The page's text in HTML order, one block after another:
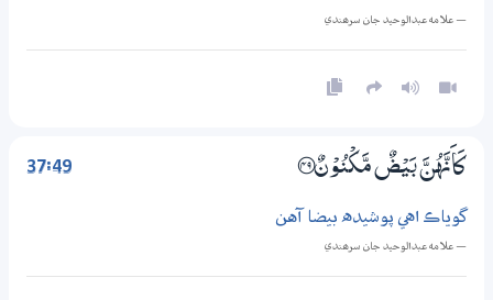
— علامه عبدالوحيد جان سرھندي
37:49 كَاَنَّهُنَّ بَيْضٌ مَّكْنُوْنٌ ؀49
گوياڪ اهي پوشيده بيضا آهن
— علامه عبدالوحيد جان سرھندي